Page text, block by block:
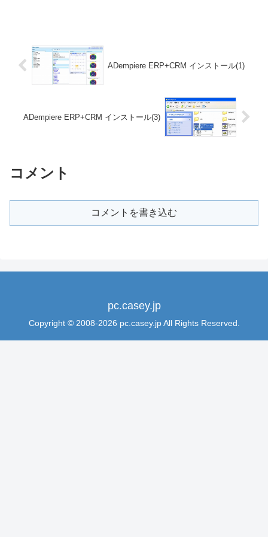
ADempiere ERP+CRM インストール(1)
ADempiere ERP+CRM インストール(3)
コメント
コメントを書き込む
pc.casey.jp
Copyright © 2008-2026 pc.casey.jp All Rights Reserved.